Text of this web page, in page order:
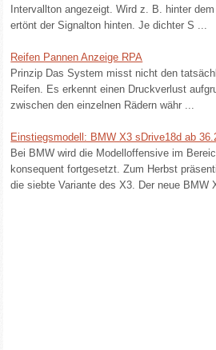
Intervallton angezeigt. Wird z. B. hinter
ertönt der Signalton hinten. Je dichter S ...
Reifen Pannen Anzeige RPA
Prinzip Das System misst nicht den
Reifen. Es erkennt einen Druckverlust
zwischen den einzelnen Rädern währ ...
Einstiegsmodell: BMW X3 sDrive18d ab
Bei BMW wird die Modelloffensive im
konsequent fortgesetzt. Zum Herbst
die siebte Variante des X3. Der neue BMW